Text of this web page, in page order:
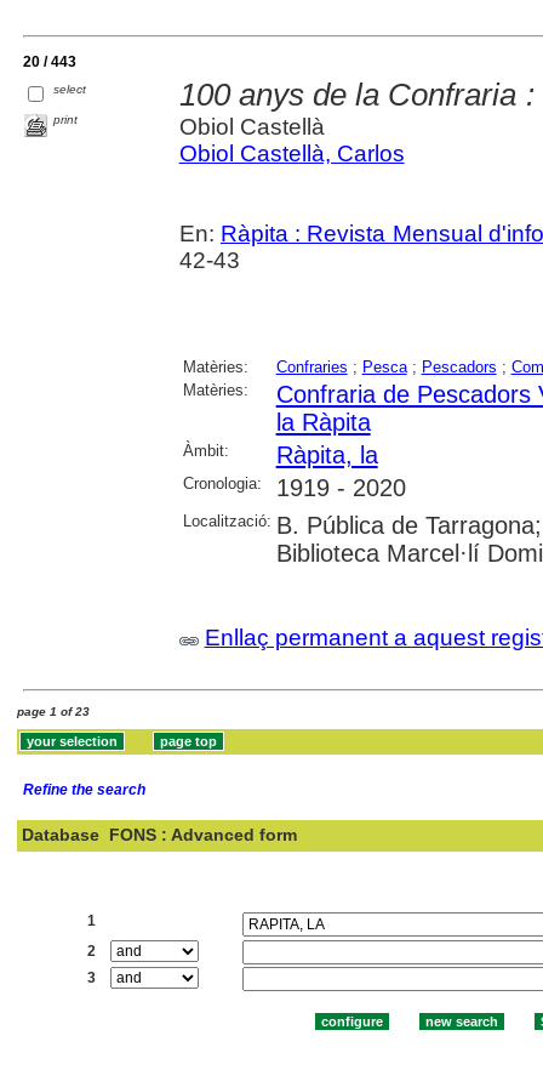
20 / 443
select
print
100 anys de la Confraria
Obiol Castellà
Obiol Castellà, Carlos
En: Ràpita : Revista Mensual
42-43
Matèries: Confraries ; Pesca; Pescadors ;
Matèries:
Confraria de Pescadors
la Ràpita
Àmbit: Ràpita, la
Cronologia: 1919 - 2020
Localització: B. Pública de
Biblioteca Marcel·lí
Enllaç permanent a aquest
page 1 of 23
Refine the search
Database FONS : Advanced form
1
2
3